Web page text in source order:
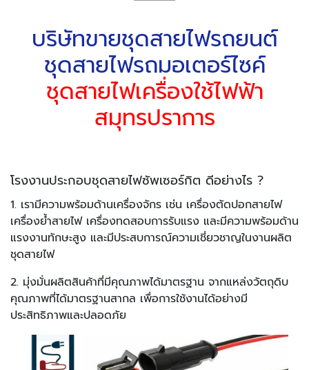
บริษัทขายชุดสายไฟรถยนต์
ชุดสายไฟรถมอเตอร์ไซค์
ชุดสายไฟเครื่องใช้ไฟฟ้า
สมุทรปราการ
โรงงานประกอบชุดสายไฟซัพเซอร์กิต ดีอย่างไร ?
1. เรามีความพร้อมด้านเครื่องจักร เช่น เครื่องตัดปอกสายไฟ
เครื่องย้ำสายไฟ เครื่องทดสอบการรับแรง และมีความพร้อมด้าน
แรงงานทักษะสูง และมีประสบการณ์ความเชี่ยวชาญในงานผลิต
ชุดสายไฟ
2. มุ่งมั่นผลิตสินค้าที่มีคุณภาพได้มาตรฐาน จากแหล่งวัตถุดิบ
คุณภาพที่ได้มาตรฐานสากล เพื่อการใช้งานได้อย่างมี
ประสิทธิภาพและปลอดภัย